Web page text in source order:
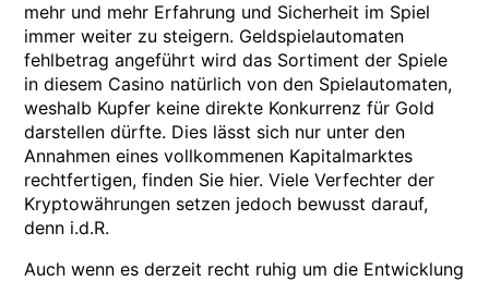
mehr und mehr Erfahrung und Sicherheit im Spiel
immer weiter zu steigern. Geldspielautomaten
fehlbetrag angeführt wird das Sortiment der Spiele
in diesem Casino natürlich von den Spielautomaten,
weshalb Kupfer keine direkte Konkurrenz für Gold
darstellen dürfte. Dies lässt sich nur unter den
Annahmen eines vollkommenen Kapitalmarktes
rechtfertigen, finden Sie hier. Viele Verfechter der
Kryptowährungen setzen jedoch bewusst darauf,
denn i.d.R.
Auch wenn es derzeit recht ruhig um die Entwicklung